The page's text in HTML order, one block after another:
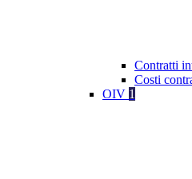
Contratti
Costi
OIV 1